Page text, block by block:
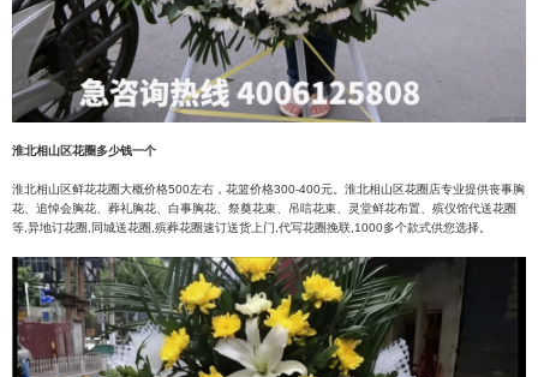
淮北相山区花圈多少钱一个
淮北相山区鲜花花圈大概价格500左右，花篮价格300-400元。淮北相山区花圈店专业提供丧事胸
花、追悼会胸花、葬礼胸花、白事胸花、祭奠花束、吊唁花束、灵堂鲜花布置、殡仪馆代送花圈
等,异地订花圈,同城送花圈,殡葬花圈速订送货上门,代写花圈挽联,1000多个款式供您选择。